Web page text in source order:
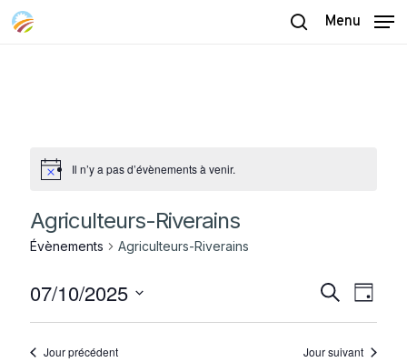
Skip
Menu
Il n’y a pas d’évènements à venir.
Agriculteurs-Riverains
Évènements Agriculteurs-Riverains
et
Recherche
de
vues
Jour
07/10/2025
Jour précédent Jour suivant